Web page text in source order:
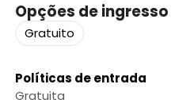
Opções de ingresso
Gratuito
Políticas de entrada
Gratuita